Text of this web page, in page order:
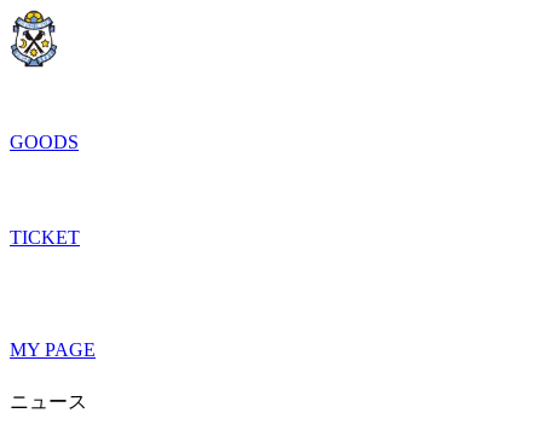
GOODS
TICKET
MY PAGE
ニュース